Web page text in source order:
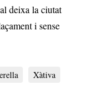
deixa la ciutat
i sense
Xàtiva